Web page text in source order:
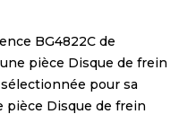
BG4822C de
pièce Disque de frein
pour sa
pièce Disque de frein